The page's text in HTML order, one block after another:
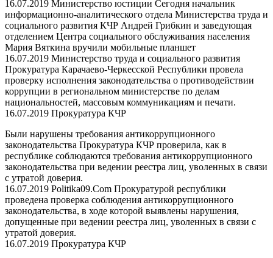
16.07.2019 Министерство юстиции Сегодня начальник
информационно-аналитического отдела Министерства труда и
социального развития КЧР Андрей Грибкин и заведующая
отделением Центра социального обслуживания населения
Мария Вяткина вручили мобильные планшет
16.07.2019 Министерство труда и социального развития
Прокуратура Карачаево-Черкесской Республики провела
проверку исполнения законодательства о противодействии
коррупции в региональном министерстве по делам
национальностей, массовым коммуникациям и печати.
16.07.2019 Прокуратура КЧР
Были нарушены требования антикоррупционного
законодательства Прокуратура КЧР проверила, как в
республике соблюдаются требования антикоррупционного
законодательства при ведении реестра лиц, уволенных в связи
с утратой доверия.
16.07.2019 Politika09.Com Прокуратурой республики
проведена проверка соблюдения антикоррупционного
законодательства, в ходе которой выявлены нарушения,
допущенные при ведении реестра лиц, уволенных в связи с
утратой доверия.
16.07.2019 Прокуратура КЧР